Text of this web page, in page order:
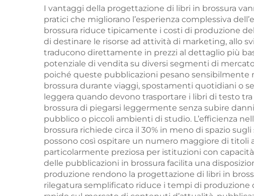
libri romanzi per
adulti romance libro
con copertina rigida
in lino
libro
rigida
I vantaggi della progettazione di libri in brossura
pratici che migliorano l’esperienza complessiva
brossura riduce tipicamente i costi di produzione
di destinare le risorse ad attività di marketing, allo
traducono direttamente in prezzi al dettaglio più
potenziale di vendita su diversi segmenti di
poiché queste pubblicazioni pesano sensibilmente
brossura durante viaggi, spostamenti quotidiani o
leggera quando devono trasportare i libri di testo
brossura di piegarsi leggermente senza subire
pubblico o piccoli ambienti di studio. L’efficienza
brossura richiede circa il 30% in meno di spazio
possono così ospitare un numero maggiore di titoli
particolarmente preziosa per istituzioni con
delle pubblicazioni in brossura facilita una
produzione rendono la progettazione di libri in
rilegatura semplificato riduce i tempi di produzione